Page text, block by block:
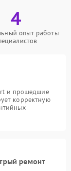
4
опыт работы
и прошедшие
корректную
ремонт